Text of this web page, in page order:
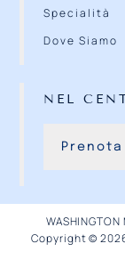
Specialità
Dove Siamo
NEL
Copyright ©